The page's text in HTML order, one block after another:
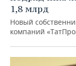
1,8 млрд
Новый
компаний